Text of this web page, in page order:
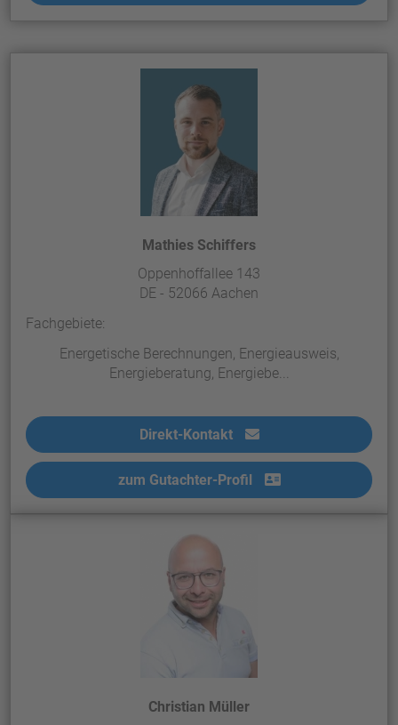
Mathies Schiffers
Oppenhoffallee 143
DE - 52066 Aachen
Fachgebiete:
Energetische Berechnungen, Energieausweis,
Energieberatung, Energiebe...
Direkt-Kontakt
zum Gutachter-Profil
Christian Müller